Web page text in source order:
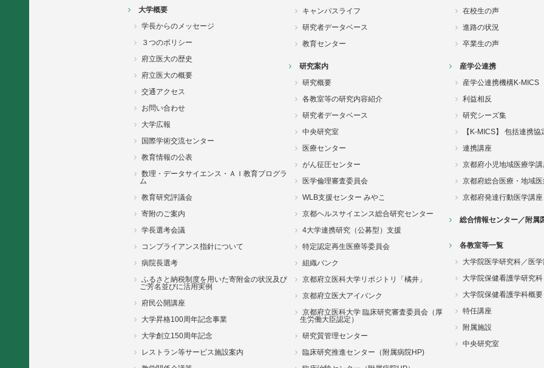
大学概要
学長からのメッセージ
３つのポリシー
府立医大の歴史
府立医大の概要
交通アクセス
お問い合わせ
大学広報
国際学術交流センター
教育情報の公表
数理・データサイエンス・ＡＩ教育プログラ
ム
教育研究評議会
寄附のご案内
学長選考会議
コンプライアンス指針について
病院長選考
ふるさと納税制度を用いた寄附金の状況及び
ご芳名並びに活用実例
府民公開講座
大学昇格100周年記念事業
大学創立150周年記念
レストラン等サービス施設案内
キャンパスライフ
研究者データベース
教育センター
研究案内
研究概要
各教室等の研究内容紹介
研究者データベース
中央研究室
医療センター
がん征圧センター
医学倫理審査委員会
WLB支援センター みやこ
京都ヘルスサイエンス総合研究センター
4大学連携研究（公募型）支援
特定認定再生医療等委員会
組織バンク
京都府立医科大学リポジトリ「橘井」
京都府立医大アイバンク
京都府立医科大学 臨床研究審査委員会（厚
生労働大臣認定）
研究質管理センター
臨床研究推進センター（附属病院HP)
在校生の声
進路の状況
卒業生の声
産学公連携
産学公連携機構K-MICS
利益相反
研究シーズ集
【K-MICS】 包括連携協
連携講座
京都府小児地域医療学
京都府総合医療・地域
京都府発達行動医学講座
総合情報センター／附属
各教室等一覧
大学院医学研究科／医
大学院保健看護学研究
大学院保健看護学科概要
特任講座
附属施設
中央研究室